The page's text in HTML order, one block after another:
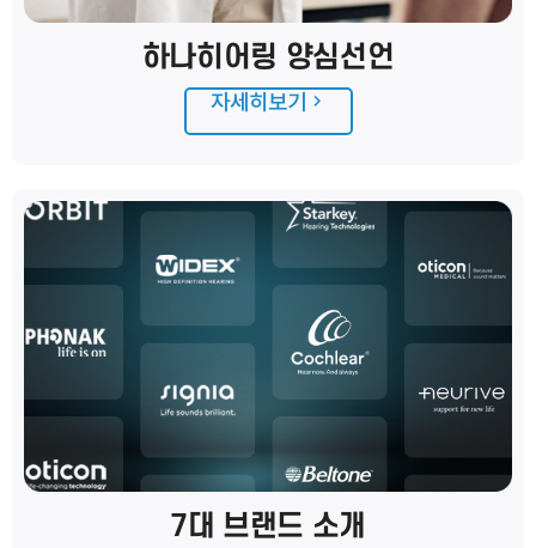
하나히어링 양심선언
자세히보기
7대 브랜드 소개